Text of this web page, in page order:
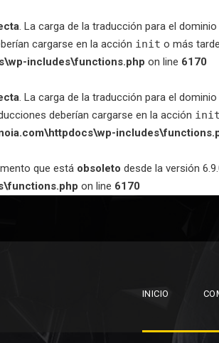
. La carga de la traducción para el dominio
cargarse en la acción init o más
includes\functions.php on line 6170
. La carga de la traducción para el dominio
deberían cargarse en la acción init
que está obsoleto desde la versión
on line 6170
INICIO